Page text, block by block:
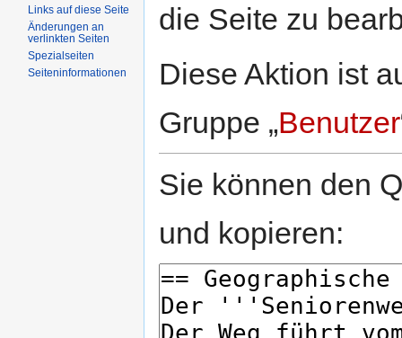
die Seite zu
Diese Aktion ist
Gruppe „Benutzer
Sie können den
und kopieren:
Links auf diese Seite
Änderungen an
verlinkten Seiten
Spezialseiten
Seiten­informationen